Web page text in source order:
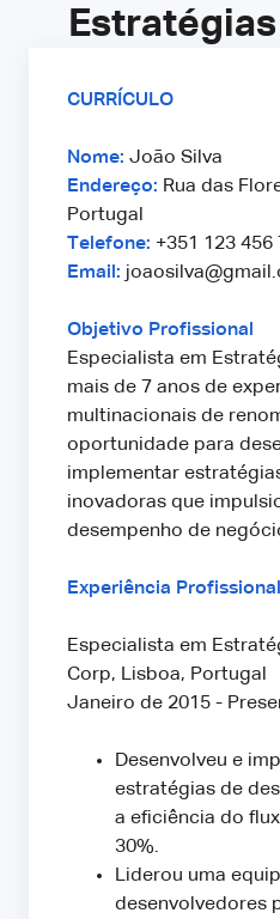
CURRÍCULO
Nome: João Silva
Endereço: Rua das
Portugal
Telefone: +351 123 456
Email:
Objetivo Profissional
Especialista em
mais de 7 anos de
multinacionais de
oportunidade para
implementar
inovadoras que
desempenho de
Experiência Profissional
Especialista em
Corp, Lisboa, Portugal
Janeiro de 2015 -
Desenvolveu e
estratégias de
a eficiência do
30%.
Liderou uma
desenvolvedores